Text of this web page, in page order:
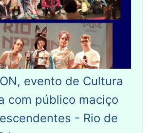
evento de Cultura
com público maciço
- Rio de